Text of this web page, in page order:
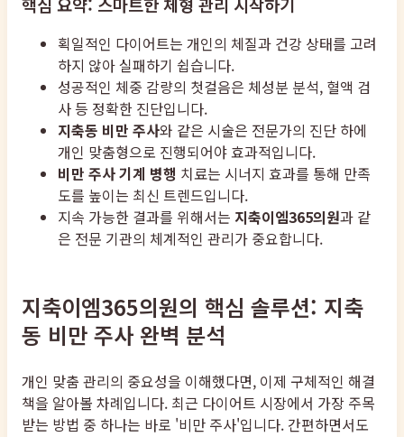
획일적인 다이어트는 개인의 체질과 건강 상태를 고려
하지 않아 실패하기 쉽습니다.
성공적인 체중 감량의 첫걸음은 체성분 분석, 혈액 검
사 등 정확한 진단입니다.
지축동 비만 주사와 같은 시술은 전문가의 진단 하에
개인 맞춤형으로 진행되어야 효과적입니다.
비만 주사 기계 병행 치료는 시너지 효과를 통해 만족
도를 높이는 최신 트렌드입니다.
지속 가능한 결과를 위해서는 지축이엠365의원과 같
은 전문 기관의 체계적인 관리가 중요합니다.
지축이엠365의원의 핵심 솔루션: 지축
동 비만 주사 완벽 분석
개인 맞춤 관리의 중요성을 이해했다면, 이제 구체적인 해결
책을 알아볼 차례입니다. 최근 다이어트 시장에서 가장 주목
받는 방법 중 하나는 바로 '비만 주사'입니다. 간편하면서도